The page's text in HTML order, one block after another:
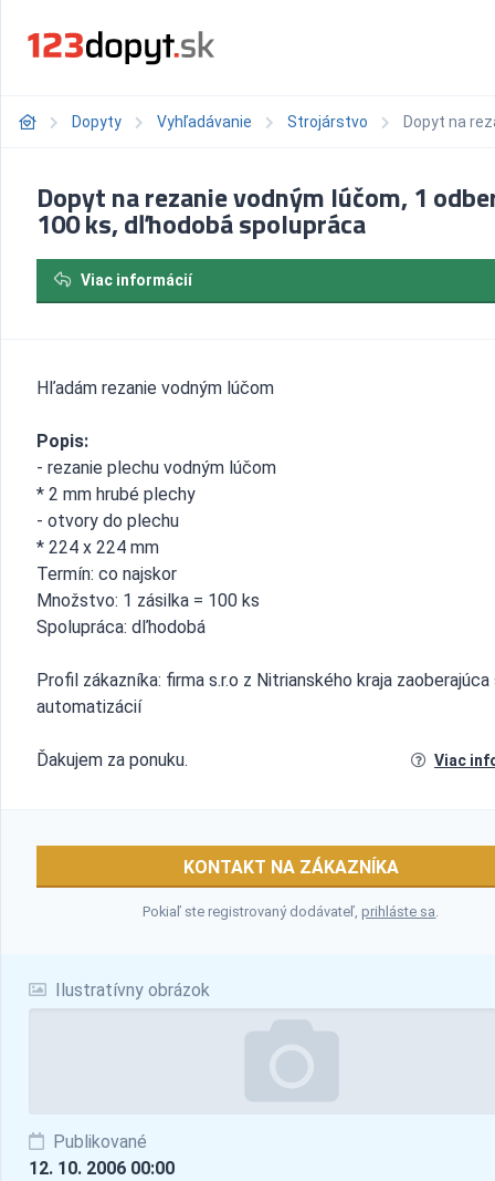
Dopyty Vyhľadávanie Strojárstvo Dopyt na
Ilustratívny obrázok
Publikované
12. 10. 2006 00:00
Dopyt na rezanie vodným lúčom, 1
100 ks, dľhodobá spolupráca
Viac informácií
Hľadám rezanie vodným lúčom
Popis:
- rezanie plechu vodným lúčom
* 2 mm hrubé plechy
- otvory do plechu
* 224 x 224 mm
Termín: co najskor
Množstvo: 1 zásilka = 100 ks
Spolupráca: dľhodobá
Profil zákazníka: firma s.r.o z Nitrianského kraja zaoberajúca
automatizácií
Ďakujem za ponuku. Viac
KONTAKT NA ZÁKAZNÍKA
Pokiaľ ste registrovaný dodávateľ,prihláste sa.